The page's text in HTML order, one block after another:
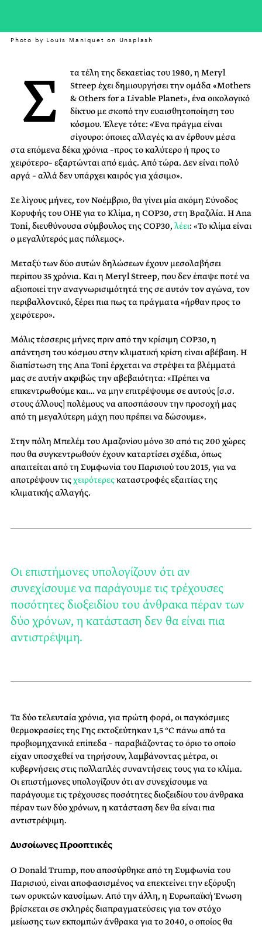
Photo by Louis Maniquet on Unsplash
Σ
τα τέλη της δεκαετίας του 1980, η Meryl
Streep έχει δημιουργήσει την ομάδα «Mothers
& Others for a Livable Planet», ένα οικολογικό
δίκτυο με σκοπό την ευαισθητοποίηση του
κόσμου. Έλεγε τότε: «Ένα πράγμα είναι
σίγουρο: όποιες αλλαγές κι αν έρθουν μέσα
στα επόμενα δέκα χρόνια –προς το καλύτερο ή προς το
χειρότερο– εξαρτώνται από εμάς. Από τώρα. Δεν είναι πολύ
αργά – αλλά δεν υπάρχει καιρός για χάσιμο».
Σε λίγους μήνες, τον Νοέμβριο, θα γίνει μία ακόμη Σύνοδος
Κορυφής του ΟΗΕ για το Κλίμα, η COP30, στη Βραζιλία. Η Ana
Toni, διευθύνουσα σύμβουλος της COP30, λέει: «Το κλίμα είναι
ο μεγαλύτερός μας πόλεμος».
Μεταξύ των δύο αυτών δηλώσεων έχουν μεσολαβήσει
περίπου 35 χρόνια. Kαι η Meryl Streep, που δεν έπαψε ποτέ να
αξιοποιεί την αναγνωρισιμότητά της σε αυτόν τον αγώνα, τον
περιβαλλοντικό, ξέρει πια πως τα πράγματα «ήρθαν προς το
χειρότερο».
Μόλις τέσσερις μήνες πριν από την κρίσιμη COP30, η
απάντηση του κόσμου στην κλιματική κρίση είναι αβέβαιη. Η
διαπίστωση της Ana Toni έρχεται να στρέψει τα βλέμματά
μας σε αυτήν ακριβώς την αβεβαιότητα: «Πρέπει να
επικεντρωθούμε και… να μην επιτρέψουμε σε αυτούς [σ.σ.
στους άλλους] πολέμους να αποσπάσουν την προσοχή μας
από τη μεγαλύτερη μάχη που πρέπει να δώσουμε».
Στην πόλη Μπελέμ του Αμαζονίου μόνο 30 από τις 200 χώρες
που θα συγκεντρωθούν έχουν καταρτίσει σχέδια, όπως
απαιτείται από τη Συμφωνία του Παρισιού του 2015, για να
αποτρέψουν τιςχειρότερεςκαταστροφές εξαιτίας της
κλιματικής αλλαγής.
Οι επιστήμονες υπολογίζουν ότι αν
συνεχίσουμε να παράγουμε τις τρέχουσες
ποσότητες διοξειδίου του άνθρακα πέραν των
δύο χρόνων, η κατάσταση δεν θα είναι πια
αντιστρέψιμη.
Τα δύο τελευταία χρόνια, για πρώτη φορά, οι παγκόσμιες
θερμοκρασίες της Γης εκτοξεύτηκαν 1,5 °C πάνω από τα
προβιομηχανικά επίπεδα – παραβιάζοντας το όριο το οποίο
είχαν υποσχεθεί να τηρήσουν, λαμβάνοντας μέτρα, οι
κυβερνήσεις στις πολλαπλές συναντήσεις τους για το κλίμα.
Οι επιστήμονες υπολογίζουν ότι αν συνεχίσουμε να
παράγουμε τις τρέχουσες ποσότητες διοξειδίου του άνθρακα
πέραν των δύο χρόνων, η κατάσταση δεν θα είναι πια
αντιστρέψιμη.
Δυσοίωνες Προοπτικές
Ο Donald Trump, που αποσύρθηκε από τη Συμφωνία του
Παρισιού, είναι αποφασισμένος να επεκτείνει την εξόρυξη
των ορυκτών καυσίμων. Από την άλλη, η Ευρωπαϊκή Ένωση
βρίσκεται σε σκληρές διαπραγματεύσεις για τον στόχο
μείωσης των εκπομπών άνθρακα για το 2040, ο οποίος θα